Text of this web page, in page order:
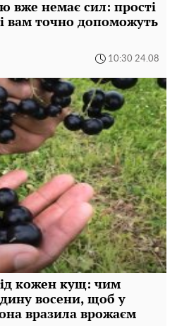
вже немає сил: прості
вам точно допоможуть
10:30 24.08
кожен кущ: чим
восени, щоб у
вразила врожаєм